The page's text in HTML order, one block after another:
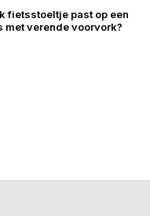
fietsstoeltje past op een
met verende voorvork?